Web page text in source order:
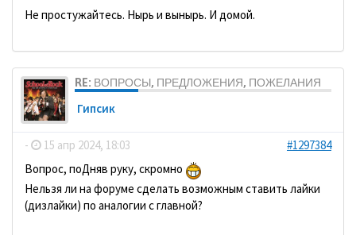
Не простужайтесь. Нырь и вынырь. И домой.
RE: ВОПРОСЫ, ПРЕДЛОЖЕНИЯ, ПОЖЕЛАНИЯ
Гипсик
- 15 апр 2024, 18:03
#1297384
Вопрос, поДняв руку, скромно
Нельзя ли на форуме сделать возможным ставить лайки
(дизлайки) по аналогии с главной?